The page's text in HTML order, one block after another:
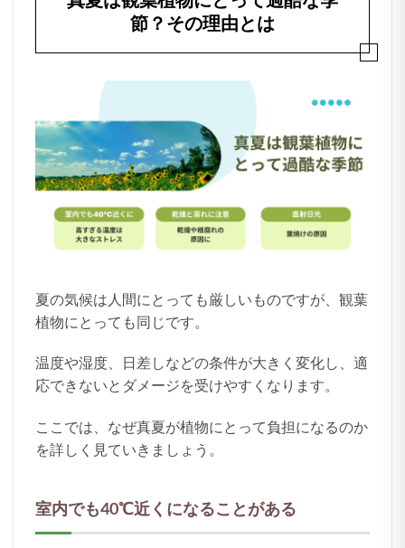
節？その理由とは
夏の気候は人間にとっても厳しいものですが、観葉
植物にとっても同じです。
温度や湿度、日差しなどの条件が大きく変化し、適
応できないとダメージを受けやすくなります。
ここでは、なぜ真夏が植物にとって負担になるのか
を詳しく見ていきましょう。
室内でも40℃近くになることがある